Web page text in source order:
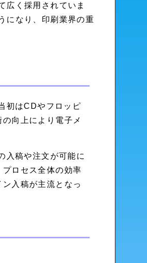
広く採用されていま
になり、印刷業界の重
初はCDやフロッピ
向上により電子メ
入稿や注文が可能に
ロセス全体の効率
入稿が主流となっ